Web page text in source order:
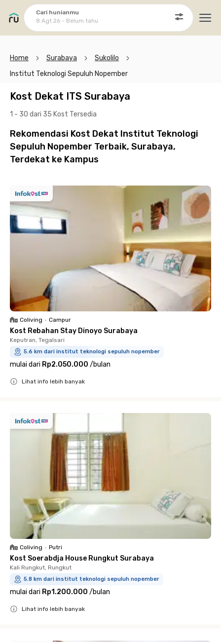
Cari hunianmu
8 Agt 26 - Belum tahu
Home Surabaya
Sukolilo
Institut Teknologi Sepuluh Nopember
Kost Dekat ITS Surabaya
1 - 30 dari 35 Kost Tersedia
Rekomendasi Kost Dekat Institut Teknologi
Sepuluh Nopember Terbaik, Surabaya,
Terdekat ke Kampus
Coliving • Campur
Kost Rebahan Stay Dinoyo Surabaya
Keputran, Tegalsari
5.6 km dari institut teknologi sepuluh nopember
mulai dari Rp2.050.000 /bulan
Lihat info lebih banyak
Coliving • Putri
Kost Soerabdja House Rungkut Surabaya
Kali Rungkut, Rungkut
5.8 km dari institut teknologi sepuluh nopember
mulai dari Rp1.200.000 /bulan
Lihat info lebih banyak